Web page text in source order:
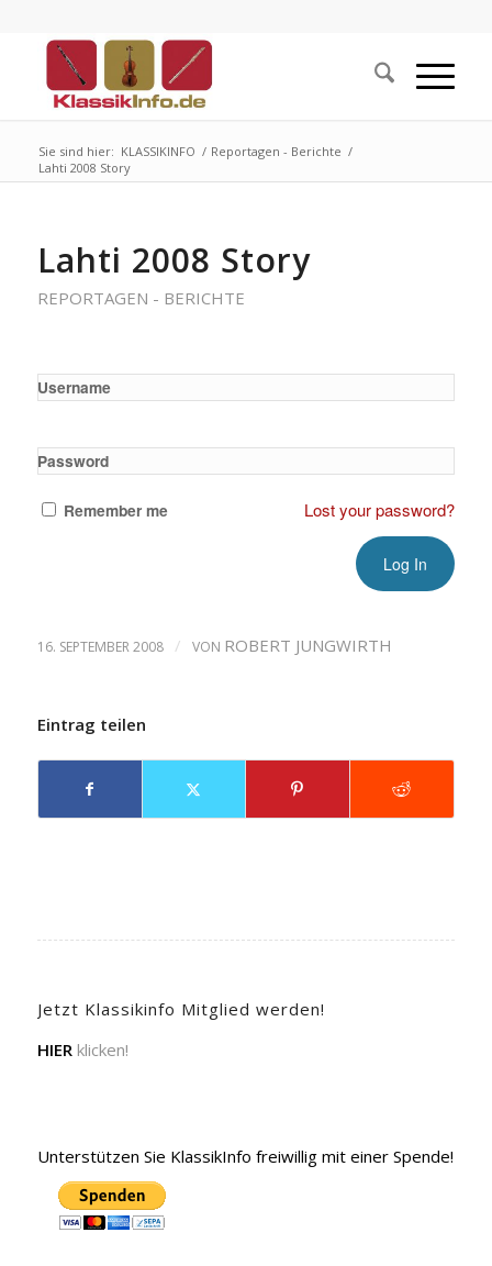
Sie sind hier: KLASSIKINFO / Reportagen - Berichte /
Lahti 2008 Story
Lahti 2008 Story
REPORTAGEN - BERICHTE
Username
Password
Remember me Lost your password?
16. SEPTEMBER 2008 / VON ROBERT JUNGWIRTH
Eintrag teilen
Jetzt Klassikinfo Mitglied werden!
HIER klicken!
Unterstützen Sie KlassikInfo freiwillig mit einer Spende!